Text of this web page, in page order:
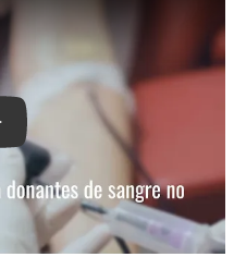
Prevén diseñar protocolo para